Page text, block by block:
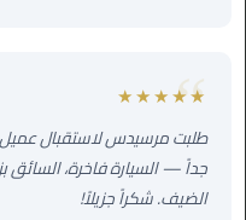
ليموزين
ليموزين
دهب
★★★★★
طلبت مرسيدس لاستقبال عميل
جداً — السيارة فاخرة، السائق
الضيف. شكراً جزيلاً!